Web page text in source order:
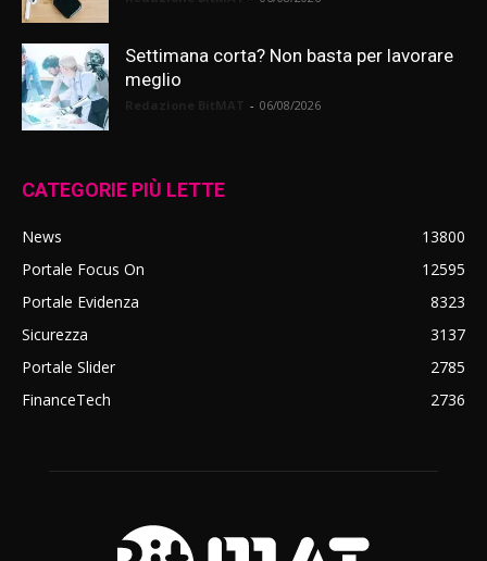
Settimana corta? Non basta per lavorare
meglio
- 06/08/2026
CATEGORIE PIÙ LETTE
News
13800
Portale Focus On
12595
Portale Evidenza
8323
Sicurezza
3137
Portale Slider
2785
FinanceTech
2736